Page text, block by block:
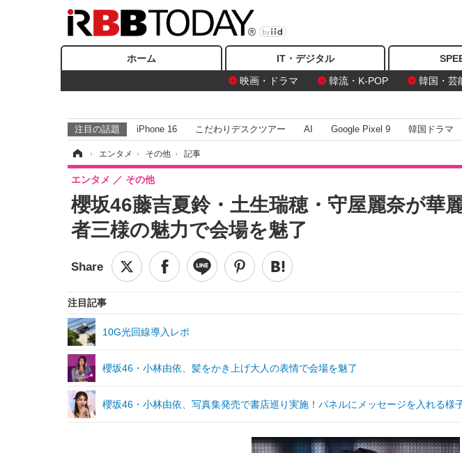
ホーム IT・デジタル
映画・ドラマ
韓流・K-POP 韓国・芸
注目の話題 iPhone 16 こだわりデスクツアー AI Google Pixel 9 韓国ドラマ
› エンタメ › その他 › 記事
櫻坂46藤吉夏鈴・土生瑞穂・守屋麗奈が華
者三様の魅力で会場を魅了
エンタメ その他
注目記事
10G光回線導入レポ
櫻坂46・小林由依、髪をかき上げ大人の表情で会場を魅了
櫻坂46・小林由依、写真集発売で書店巡り実施！パネルにメッセージを入れる様